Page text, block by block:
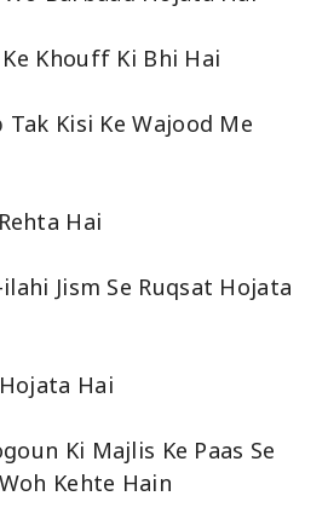
Khouff Ki Bhi Hai
Kisi Ke Wajood Me
Hai
Jism Se Ruqsat Hojata
Hai
Ki Majlis Ke Paas Se
Kehte Hain